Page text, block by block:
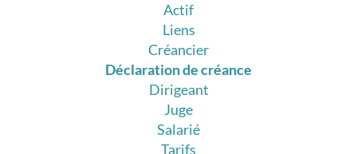
Actif
Liens
Créancier
Déclaration de créance
Dirigeant
Juge
Salarié
Tarifs